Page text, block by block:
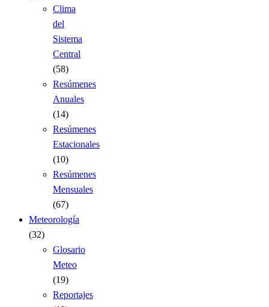
Clima
del
Sistema
Central
(58)
Resúmenes
Anuales
(14)
Resúmenes
Estacionales
(10)
Resúmenes
Mensuales
(67)
Meteorología
(32)
Glosario
Meteo
(19)
Reportajes